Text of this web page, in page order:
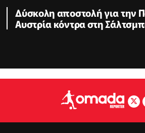
Δύσκολη αποστολή για την
Αυστρία κόντρα στη